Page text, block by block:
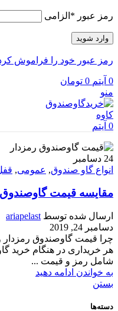
رمز عبور * الزامی
وارد شوید
رمز عبور خود را فراموش
0 آیتم 0 تومان
منو
0 آیتم
24 دسامبر
انواع گاو صندوق, عمومی,
مقایسه قیمت گاوصندوق
ارسال شده توسط ariapelast
دسامبر 24, 2019
چرا قیمت گاوصندوق
هر خریداری در هنگام خرید
شامل رمز و قیمت ...
به خواندن ادامه دهید
بستن
دسته‌ها